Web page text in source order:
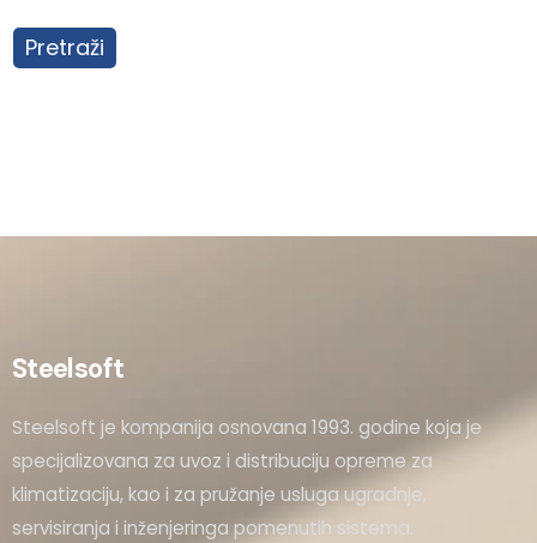
Pretraži
Steelsoft
Steelsoft je kompanija osnovana 1993. godine koja je
specijalizovana za uvoz i distribuciju opreme za
klimatizaciju, kao i za pružanje usluga ugradnje,
servisiranja i inženjeringa pomenutih sistema.